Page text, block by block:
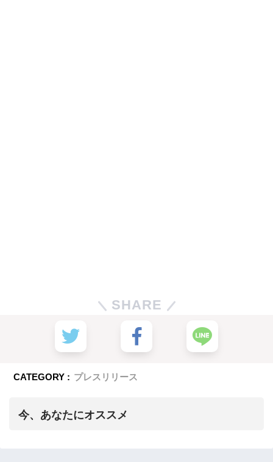
SHARE
CATEGORY : プレスリリース
今、あなたにオススメ